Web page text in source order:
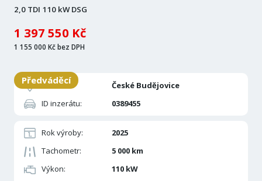
2,0 TDI 110 kW DSG
1 397 550 Kč
1 155 000 Kč bez DPH
Pobočka:
České Budějovice
ID inzerátu:
0389455
Rok výroby:
2025
Tachometr:
5 000 km
Výkon:
110 kW
Předváděcí